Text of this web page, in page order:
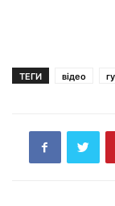
ТЕГИ відео